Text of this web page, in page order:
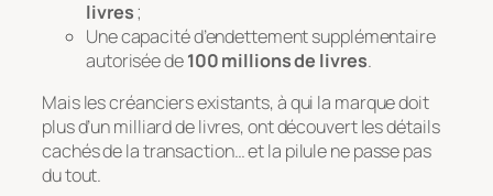
livres;
Une capacité d’endettement supplémentaire
autorisée de100 millions de livres.
Mais les créanciers existants, à qui la marque doit
plus d’un milliard de livres, ont découvert les détails
cachés de la transaction… et la pilule ne passe pas
du tout.